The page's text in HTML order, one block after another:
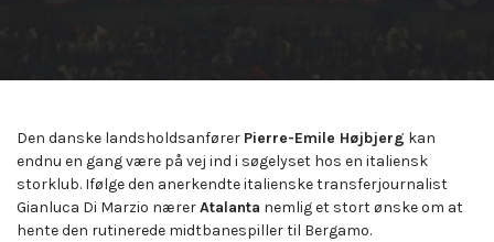
Den danske landsholdsanfører Pierre-Emile Højbjerg kan
endnu en gang være på vej ind i søgelyset hos en italiensk
storklub. Ifølge den anerkendte italienske transferjournalist
Gianluca Di Marzio nærerAtalanta nemlig et stort ønske om at
hente den rutinerede midtbanespiller til Bergamo.